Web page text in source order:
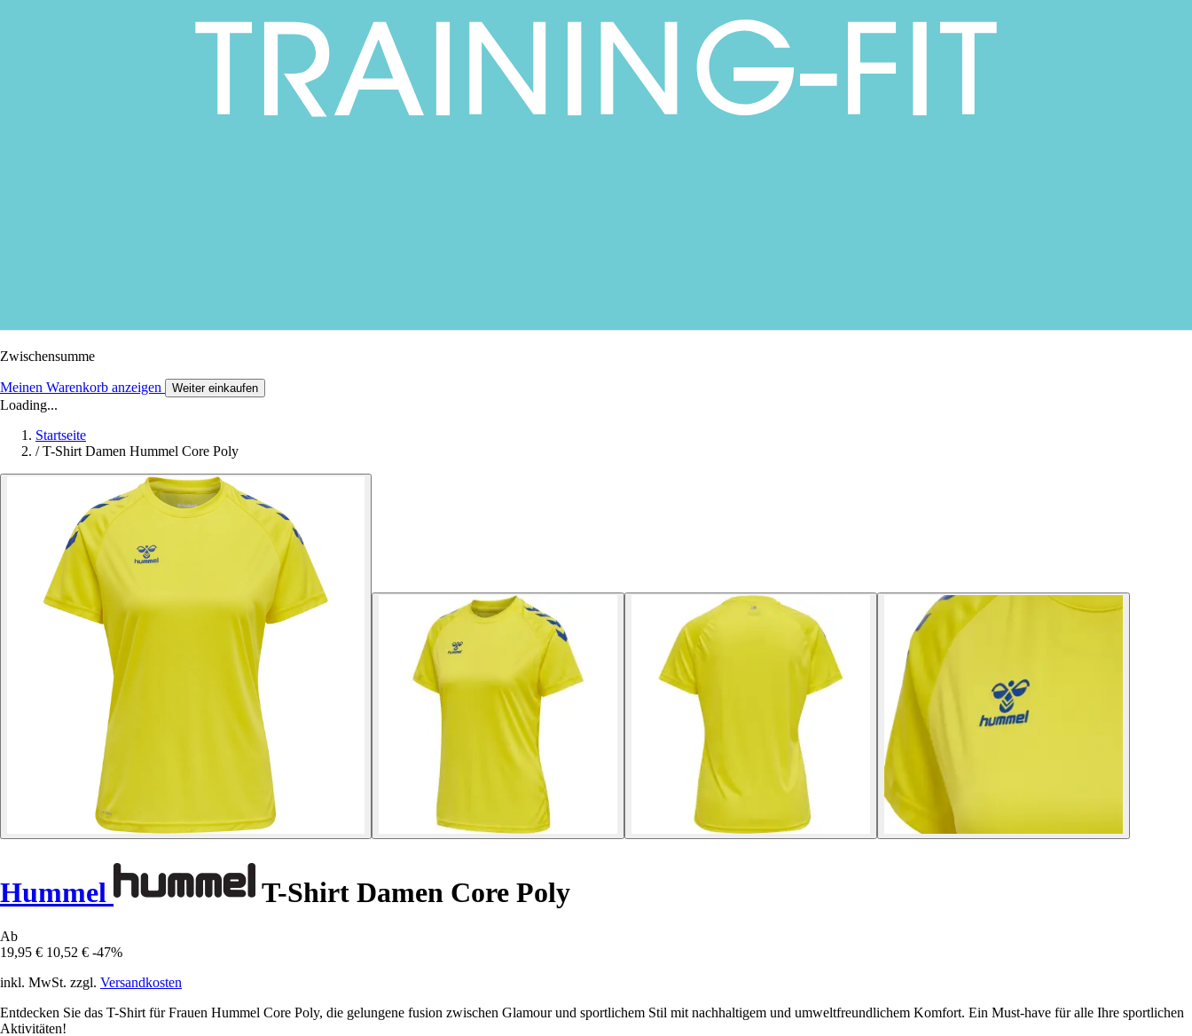
Zwischensumme
Meinen Warenkorb anzeigen Weiter einkaufen
Loading...
Startseite
/ T-Shirt Damen Hummel Core Poly
Hummel T-Shirt Damen Core Poly
Ab
19,95 € 10,52 € -47%
inkl. MwSt. zzgl. Versandkosten
Entdecken Sie das T-Shirt für Frauen Hummel Core Poly, die gelungene fusion zwischen Glamour und sportlichem Stil mit nachhaltigem und umweltfreundlichem Komfort. Ein Must-have für alle Ihre sportlichen
Aktivitäten!